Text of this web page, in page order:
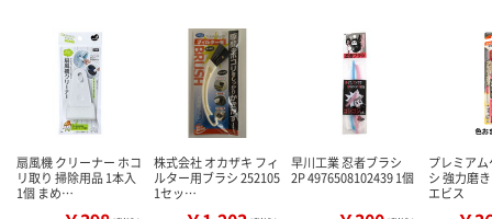
扇風機 クリーナー ホコ
リ取り 掃除用品 1本入
1個 まめ…
株式会社 オカザキ フィ
ルター用ブラシ 252105
1セッ…
早川工業 忍者ブラシ
2P 4976508102439 1個
プレミア
シ 強力磨
エビス